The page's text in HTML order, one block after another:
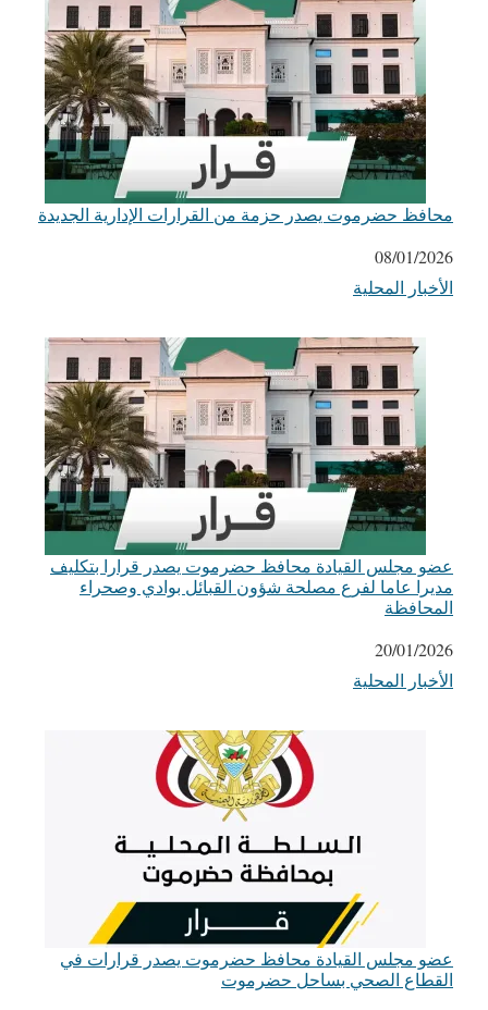
محافظ حضرموت يصدر حزمة من القرارات الإدارية الجديدة
التاريخ
08/01/2026
في ما يتعلق بما يأتي
الأخبار المحلية
عضو مجلس القيادة محافظ حضرموت يصدر قرارا بتكليف
مديرا عاما لفرع مصلحة شؤون القبائل بوادي وصحراء
المحافظة
التاريخ
20/01/2026
في ما يتعلق بما يأتي
الأخبار المحلية
عضو مجلس القيادة محافظ حضرموت يصدر قرارات في
القطاع الصحي بساحل حضرموت